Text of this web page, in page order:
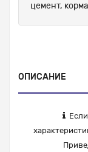
цемент,
ОПИСАНИЕ